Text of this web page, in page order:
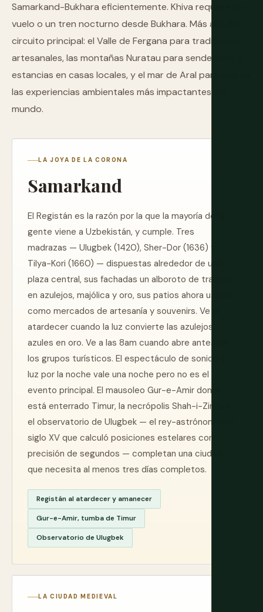
Samarkand-Bukhara eficientemente. Khiva requiere un
vuelo o un tren nocturno desde Bukhara. Más allá del
circuito principal: el Valle de Fergana para tradiciones
artesanales, las montañas Nuratau para senderismo y
estancias en casas locales, y el mar de Aral para una de
las experiencias ambientales más impactantes del
mundo.
LA JOYA DE LA CORONA
Samarkand
El Registán es la razón por la que la mayoría de la
gente viene a Uzbekistán, y cumple. Tres
madrazas — Ulugbek (1420), Sher-Dor (1636) y
Tilya-Kori (1660) — dispuestas alrededor de una
plaza central, sus fachadas un alboroto de trabajos
en azulejos, majólica y oro, sus patios ahora usados
como mercados de artesanía y souvenirs. Ve al
atardecer cuando la luz convierte las azulejos
azules en oro. Ve a las 8am cuando abre antes de
los grupos turísticos. El espectáculo de sonido y
luz por la noche vale una noche pero no es el
evento principal. El mausoleo Gur-e-Amir donde
está enterrado Timur, la necrópolis Shah-i-Zinda y
el observatorio de Ulugbek — el rey-astrónomo del
siglo XV que calculó posiciones estelares con
precisión de segundos — completan una ciudad
que necesita al menos tres días completos.
Registán al atardecer y amanecer
Gur-e-Amir, tumba de Timur
Observatorio de Ulugbek
LA CIUDAD MEDIEVAL